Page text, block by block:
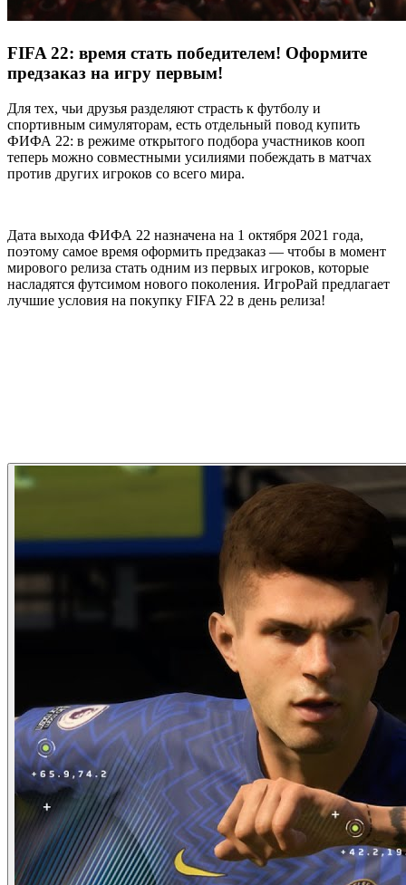
FIFA 22: время стать победителем! Оформите
предзаказ на игру первым!
Для тех, чьи друзья разделяют страсть к футболу и
спортивным симуляторам, есть отдельный повод купить
ФИФА 22: в режиме открытого подбора участников кооп
теперь можно совместными усилиями побеждать в матчах
против других игроков со всего мира.
Дата выхода ФИФА 22 назначена на 1 октября 2021 года,
поэтому самое время оформить предзаказ — чтобы в момент
мирового релиза стать одним из первых игроков, которые
насладятся футсимом нового поколения. ИгроРай предлагает
лучшие условия на покупку FIFA 22 в день релиза!